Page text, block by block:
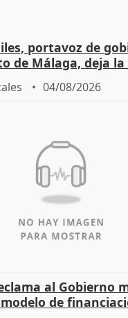
portavoz de
de Málaga, deja
04/08/2026
al Gobierno
de